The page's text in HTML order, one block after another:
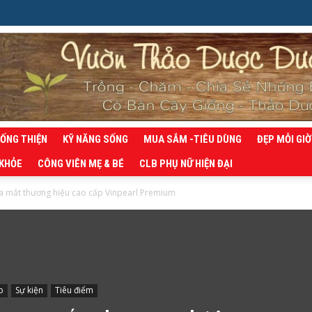
THIỆN KỸ NĂNG SỐNG MUA SẮM -TIÊU DÙNG
ĐẸP MỖI GIỜ
CÔNG VIÊN MẸ & BÉ CLB PHỤ NỮ HIỆN ĐẠI
mắt thương hiệu cao cấp Vinpearl Premium
Sự kiện Tiêu điểm